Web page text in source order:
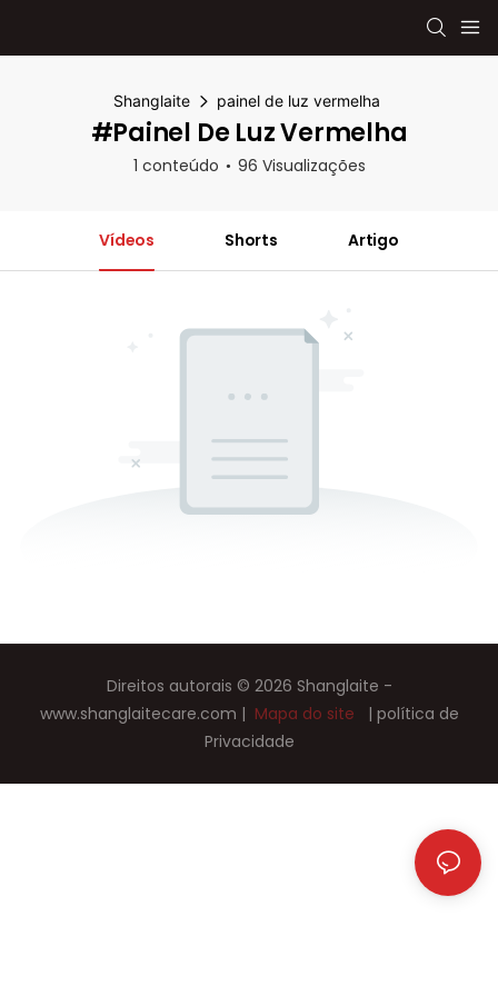
Shanglaite painel de luz vermelha
#painel De Luz Vermelha
1 conteúdo 96 Visualizações
Vídeos Shorts Artigo
Direitos autorais © 2026 Shanglaite -
www.shanglaitecare.com | Mapa do site | política de
Privacidade